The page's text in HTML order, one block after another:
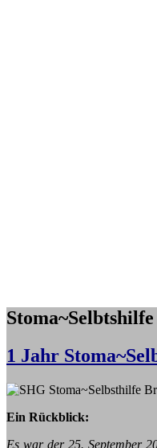
1 Jahr
Ein Rückblick:
Es war der 25. September